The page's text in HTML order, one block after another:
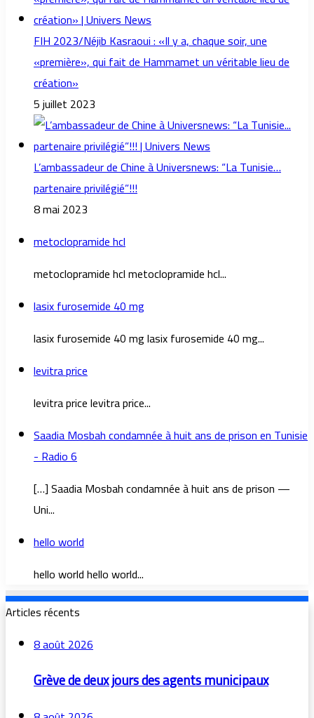
FIH 2023/Néjib Kasraoui : «Il y a, chaque soir, une
«première», qui fait de Hammamet un véritable lieu de
création»
5 juillet 2023
L’ambassadeur de Chine à Universnews: “La Tunisie…
partenaire privilégié”!!!
8 mai 2023
metoclopramide hcl
metoclopramide hcl metoclopramide hcl...
lasix furosemide 40 mg
lasix furosemide 40 mg lasix furosemide 40 mg...
levitra price
levitra price levitra price...
Saadia Mosbah condamnée à huit ans de prison en Tunisie
- Radio 6
[…] Saadia Mosbah condamnée à huit ans de prison —
Uni...
hello world
hello world hello world...
Articles récents
8 août 2026
Grève de deux jours des agents municipaux